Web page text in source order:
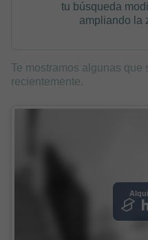
tu búsqueda
ampliando la
Te mostramos algunas que
recientemente.